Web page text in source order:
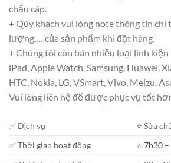
chấu cáp.
+ Qúy khách vui lòng note thông tin chi
lượng,… của sản phẩm khi đặt hàng.
+ Chúng tôi còn bán nhiều loại linh kiện
iPad, Apple Watch, Samsung, Huawei,
HTC, Nokia, LG, VSmart, Vivo, Meizu,
Vui lòng liên hệ để được phục vụ tốt
✅ Dịch vụ
⭐️ Sửa
✅ Thời gian hoạt động
⭐️7h30 –